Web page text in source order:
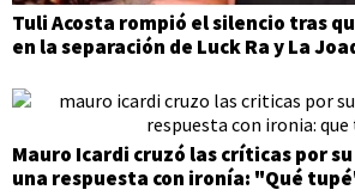
Tuli Acosta rompió el silencio tras
en la separación de Luck Ra y La
Mauro Icardi cruzó las críticas por
una respuesta con ironía: "Qué